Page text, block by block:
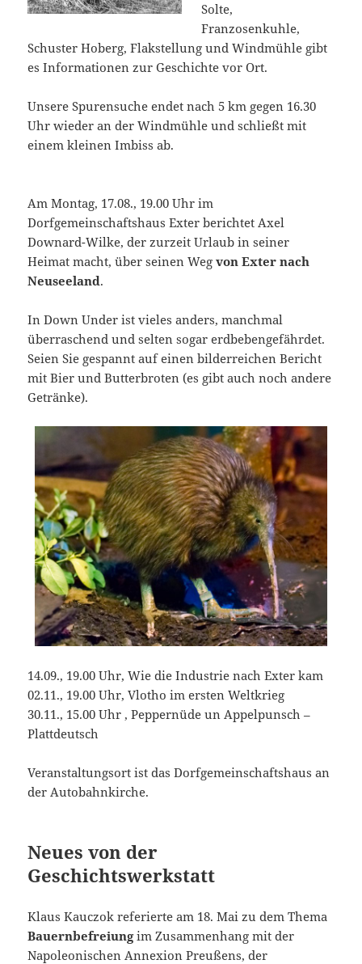
Solte,
Franzosenkuhle,
Schuster Hoberg, Flakstellung und Windmühle gibt
es Informationen zur Geschichte vor Ort.
Unsere Spurensuche endet nach 5 km gegen 16.30
Uhr wieder an der Windmühle und schließt mit
einem kleinen Imbiss ab.
Am Montag, 17.08., 19.00 Uhr im
Dorfgemeinschaftshaus Exter berichtet Axel
Downard-Wilke, der zurzeit Urlaub in seiner
Heimat macht, über seinen Wegvon Exter nach
Neuseeland.
In Down Under ist vieles anders, manchmal
überraschend und selten sogar erdbebengefährdet.
Seien Sie gespannt auf einen bilderreichen Bericht
mit Bier und Butterbroten (es gibt auch noch andere
Getränke).
14.09., 19.00 Uhr, Wie die Industrie nach Exter kam
02.11., 19.00 Uhr, Vlotho im ersten Weltkrieg
30.11., 15.00 Uhr , Peppernüde un Appelpunsch –
Plattdeutsch
Veranstaltungsort ist das Dorfgemeinschaftshaus an
der Autobahnkirche.
Neues von der
Geschichtswerkstatt
Klaus Kauczok referierte am 18. Mai zu dem Thema
Bauernbefreiungim Zusammenhang mit der
Napoleonischen Annexion Preußens, der